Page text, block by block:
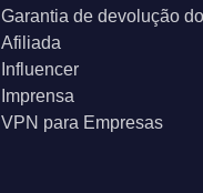
Garantia de devolução
Afiliada
Influencer
Imprensa
VPN para Empresas